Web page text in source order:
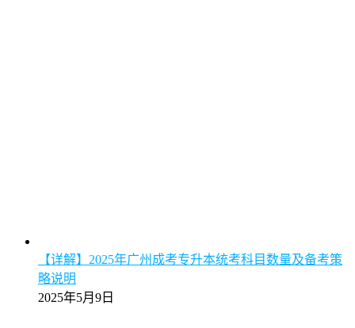
【详解】2025年广州成考专升本统考科目数量及备考策
略说明
2025年5月9日